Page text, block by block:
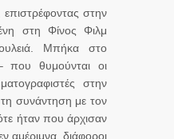
στην
στη Φίνος Φιλμ
Μπήκα στο
που θυμούνται οι
στην
συνάντηση με τον
ήταν που άρχισαν
αμέριμνα, διάφοροι